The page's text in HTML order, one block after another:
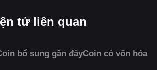
tử liên quan
bổ sung gần đâyCoin có vốn hóa